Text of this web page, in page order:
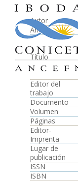
Autor
Año
Título
Editor del
trabajo
Documento
Volumen
Páginas
Editor-
Imprenta
Lugar de
publicación
ISSN
ISBN